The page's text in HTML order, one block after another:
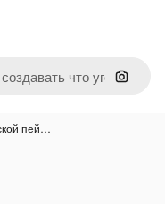
Поиск
пей…